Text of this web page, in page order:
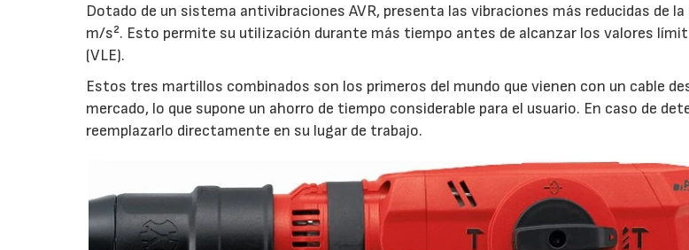
Dotado de un sistema antivibraciones AVR, presenta las vibraciones más reducidas de
m/s². Esto permite su utilización durante más tiempo antes de alcanzar los valores
(VLE).
Estos tres martillos combinados son los primeros del mundo que vienen con un cable
mercado, lo que supone un ahorro de tiempo considerable para el usuario. En caso de
reemplazarlo directamente en su lugar de trabajo.